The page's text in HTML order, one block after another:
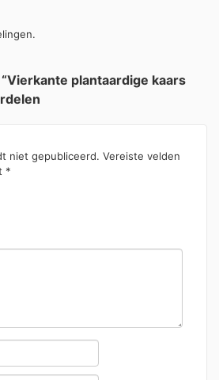
plantaardige kaars
niet gepubliceerd. Vereiste velden
*